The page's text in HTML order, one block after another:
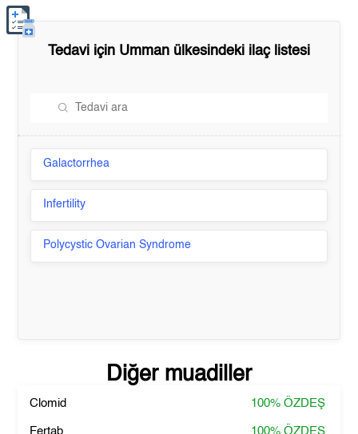
Tedavi için Umman ülkesindeki ilaç listesi
Galactorrhea
Infertility
Polycystic Ovarian Syndrome
Diğer muadiller
Clomid 100% ÖZDEŞ
Fertab 100% ÖZDEŞ